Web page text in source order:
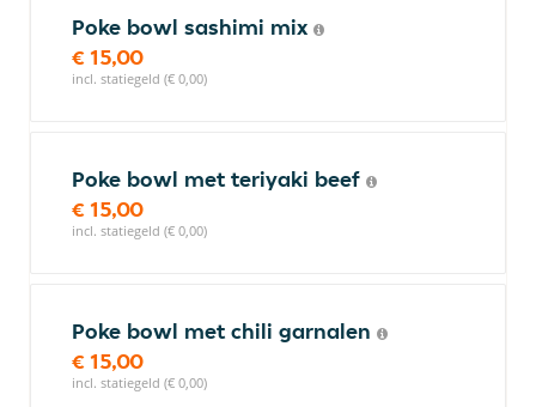
Poke bowl sashimi mix
€ 15,00
incl. statiegeld (€ 0,00)
Poke bowl met teriyaki beef
€ 15,00
incl. statiegeld (€ 0,00)
Poke bowl met chili garnalen
€ 15,00
incl. statiegeld (€ 0,00)